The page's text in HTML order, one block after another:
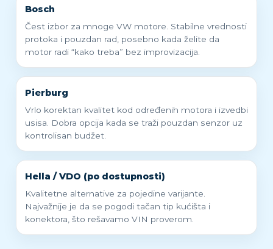
Bosch
Čest izbor za mnoge VW motore. Stabilne vrednosti
protoka i pouzdan rad, posebno kada želite da
motor radi “kako treba” bez improvizacija.
Pierburg
Vrlo korektan kvalitet kod određenih motora i izvedbi
usisa. Dobra opcija kada se traži pouzdan senzor uz
kontrolisan budžet.
Hella / VDO (po dostupnosti)
Kvalitetne alternative za pojedine varijante.
Najvažnije je da se pogodi tačan tip kućišta i
konektora, što rešavamo VIN proverom.